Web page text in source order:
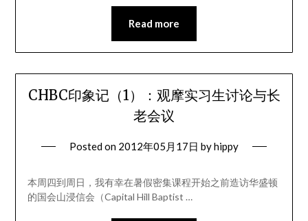
Read more
CHBC印象记（1）：观摩实习生讨论与长
老会议
Posted on 2012年05月17日 byhippy
本周四到周日，我有幸在暑假密集课程开始之前造访华盛顿
的国会山浸信会（Capital Hill Baptist …